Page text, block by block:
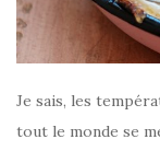
Je sais, les
tout le monde se